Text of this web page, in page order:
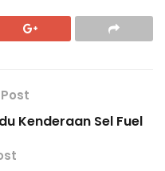
Kenderaan Sel Fuel